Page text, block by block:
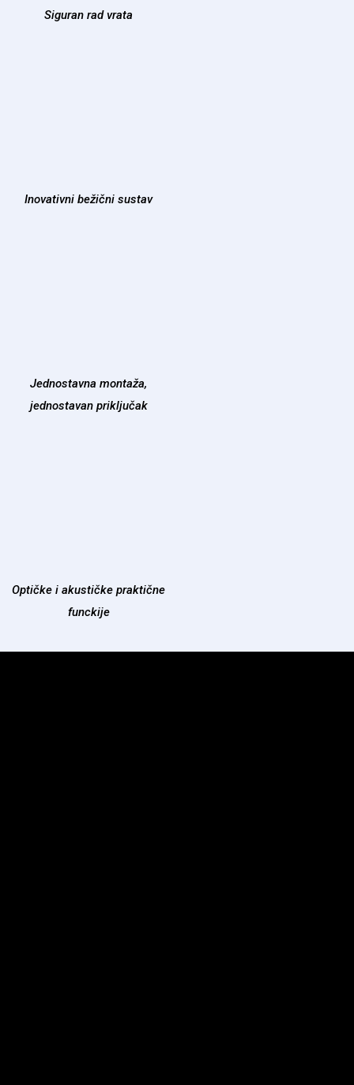
Siguran rad vrata
Inovativni bežični sustav
Jednostavna montaža,
jednostavan priključak
Optičke i akustičke praktične
funckije